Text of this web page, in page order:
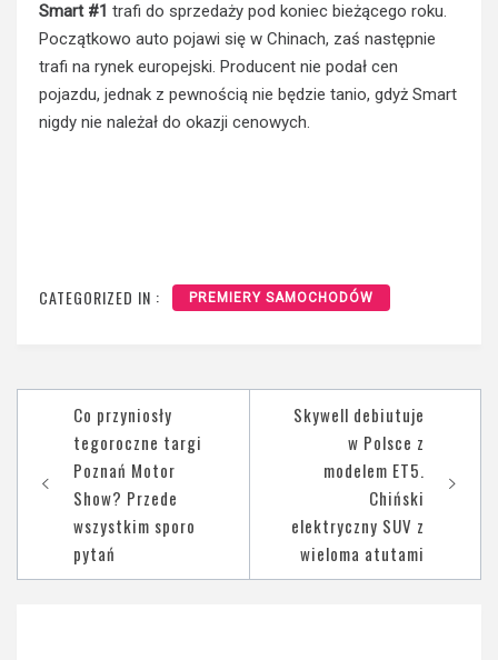
Smart #1 trafi do sprzedaży pod koniec bieżącego roku.
Początkowo auto pojawi się w Chinach, zaś następnie
trafi na rynek europejski. Producent nie podał cen
pojazdu, jednak z pewnością nie będzie tanio, gdyż Smart
nigdy nie należał do okazji cenowych.
CATEGORIZED IN : PREMIERY SAMOCHODÓW
Nawigacja
wpisu
Co przyniosły
tegoroczne targi
Poznań Motor
Show? Przede
wszystkim sporo
pytań
Skywell debiutuje
w Polsce z
modelem ET5.
Chiński
elektryczny SUV z
wieloma atutami